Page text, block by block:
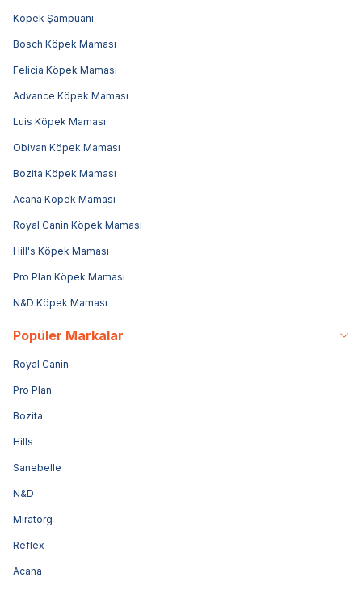
Köpek Şampuanı
Bosch Köpek Maması
Felicia Köpek Maması
Advance Köpek Maması
Luis Köpek Maması
Obivan Köpek Maması
Bozita Köpek Maması
Acana Köpek Maması
Royal Canin Köpek Maması
Hill's Köpek Maması
Pro Plan Köpek Maması
N&D Köpek Maması
Popüler Markalar
Royal Canin
Pro Plan
Bozita
Hills
Sanebelle
N&D
Miratorg
Reflex
Acana